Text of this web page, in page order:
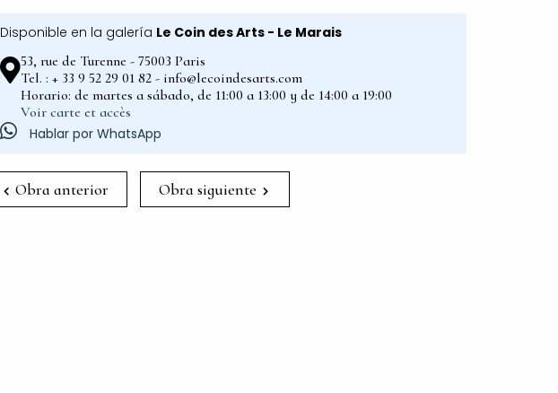
Disponible en la galería Le Coin des Arts - Le Marais
53, rue de Turenne - 75003 Paris
Tel. : + 33 9 52 29 01 82 - info@lecoindesarts.com
Horario: de martes a sábado, de 11:00 a 13:00 y de 14:00 a 19:00
Voir carte et accès
Hablar por WhatsApp
Obra anterior Obra siguiente